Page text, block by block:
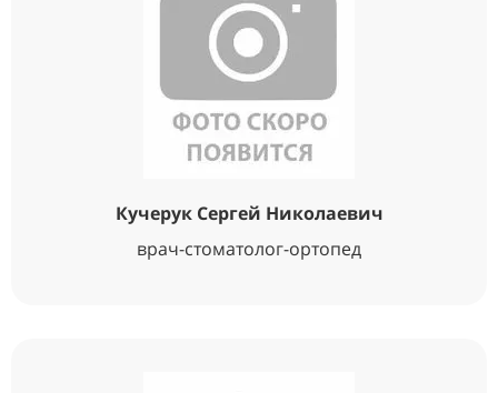
Кучерук Сергей Николаевич
врач-стоматолог-ортопед